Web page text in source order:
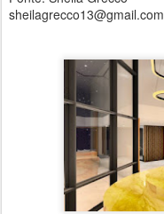
sheilagrecco13@gmail.com